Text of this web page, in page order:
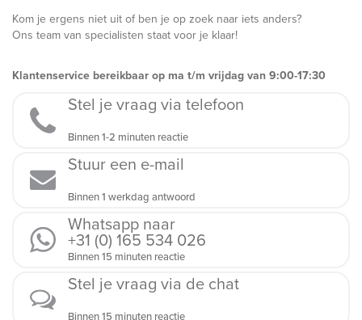
Kom je ergens niet uit of ben je op zoek naar iets anders?
Ons team van specialisten staat voor je klaar!
Klantenservice bereikbaar op ma t/m vrijdag van 9:00-17:30
Stel je vraag via telefoon
Binnen 1-2 minuten reactie
Stuur een e-mail
Binnen 1 werkdag antwoord
Whatsapp naar
+31 (0) 165 534 026
Binnen 15 minuten reactie
Stel je vraag via de chat
Binnen 15 minuten reactie